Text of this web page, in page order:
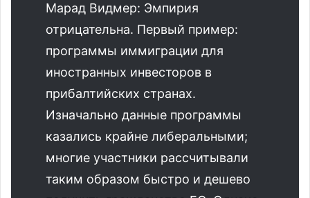
Марад Видмер: Эмпирия
отрицательна. Первый пример:
программы иммиграции для
иностранных инвесторов в
прибалтийских странах.
Изначально данные программы
казались крайне либеральными;
многие участники рассчитывали
таким образом быстро и дешево